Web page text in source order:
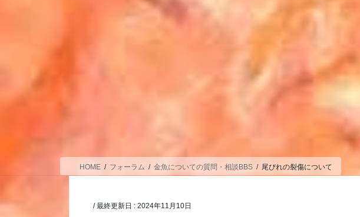
HOME フォーラム 金魚についての質問・相談BBS 尾びれの裂傷について
/ 最終更新日 :2024年11月10日